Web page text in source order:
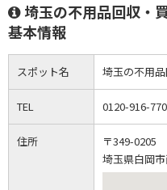
埼玉の不用品回収・
基本情報
スポット名 埼玉の不用
TEL 0120-916-770
住所
〒349-0205
埼玉県白岡